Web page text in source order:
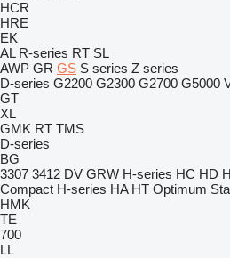
HCR
HRE
EK
AL R-series RT SL
AWP GR GS S series Z series
D-series G2200 G2300 G2700 G5000
GT
XL
GMK RT TMS
D-series
BG
3307 3412 DV GRW H-series HC HD
Compact H-series HA HT Optimum
HMK
TE
700
LL